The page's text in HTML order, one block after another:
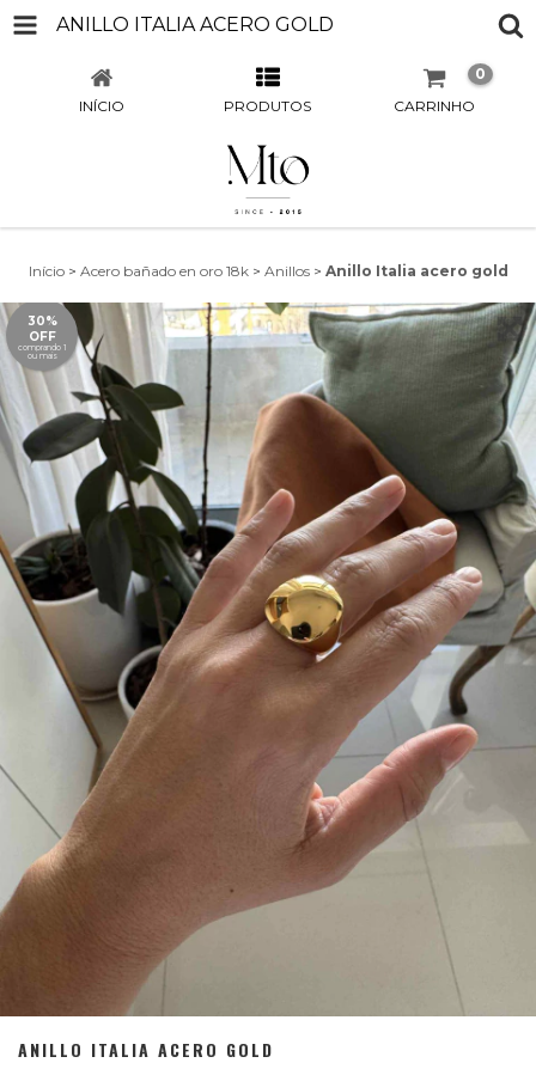
ANILLO ITALIA ACERO GOLD
INÍCIO PRODUTOS CARRINHO
0
Início > Acero bañado en oro 18k > Anillos > Anillo Italia acero gold
30%
OFF
comprando 1
ou mais
ANILLO ITALIA ACERO GOLD